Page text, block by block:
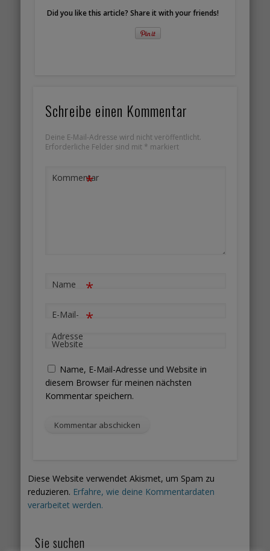
Did you like this article? Share it with your friends!
Schreibe einen Kommentar
Deine E-Mail-Adresse wird nicht veröffentlicht.
Erforderliche Felder sind mit * markiert
Kommentar
*
Name *
E-Mail-
Adresse
*
Website
Name, E-Mail-Adresse und Website in
diesem Browser für meinen nächsten
Kommentar speichern.
Diese Website verwendet Akismet, um Spam zu
reduzieren. Erfahre, wie deine Kommentardaten
verarbeitet werden.
Sie suchen